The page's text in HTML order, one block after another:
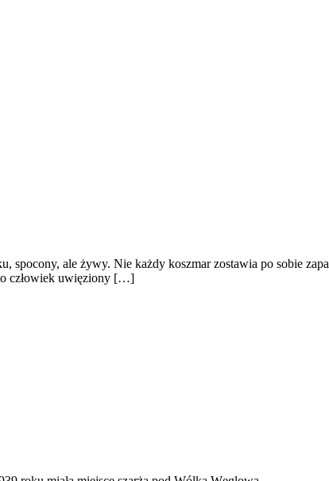
ale żywy. Nie każdy koszmar zostawia po sobie
człowiek uwięziony […]